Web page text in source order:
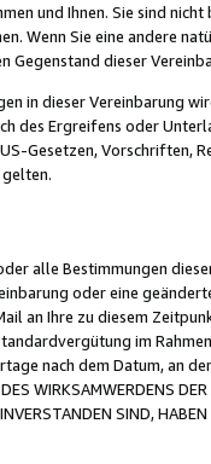
und Ihnen. Sie sind
Wenn Sie eine andere
Gegenstand dieser
in dieser Vereinbarung
des Ergreifens oder
Gesetzen, Vorschriften,
alle Bestimmungen
oder eine
an Ihre zu diesem
im
nach dem Datum, an
WIRKSAMWERDENS
SIND,